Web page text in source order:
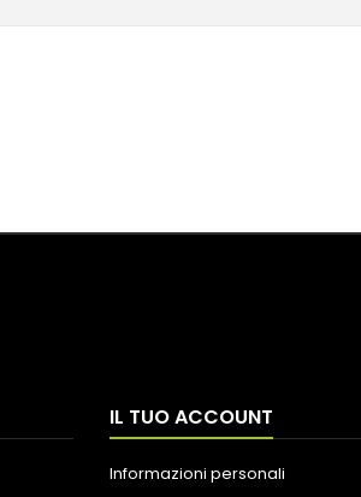
IL TUO ACCOUNT
Informazioni personali